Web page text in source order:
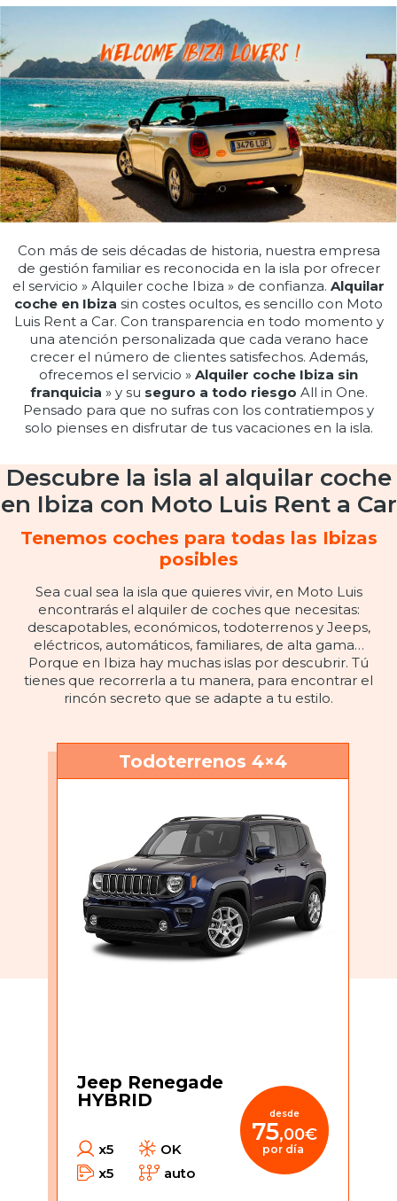
Con más de seis décadas de historia, nuestra empresa
de gestión familiar es reconocida en la isla por ofrecer
el servicio » Alquiler coche Ibiza » de confianza. Alquilar
coche en Ibiza sin costes ocultos, es sencillo con Moto
Luis Rent a Car. Con transparencia en todo momento y
una atención personalizada que cada verano hace
crecer el número de clientes satisfechos. Además,
ofrecemos el servicio » Alquiler coche Ibiza sin
franquicia » y su seguro a todo riesgo All in One.
Pensado para que no sufras con los contratiempos y
solo pienses en disfrutar de tus vacaciones en la isla.
Descubre la isla al alquilar coche
en Ibiza con Moto Luis Rent a Car
Tenemos coches para todas las Ibizas
posibles
Sea cual sea la isla que quieres vivir, en Moto Luis
encontrarás el alquiler de coches que necesitas:
descapotables, económicos, todoterrenos y Jeeps,
eléctricos, automáticos, familiares, de alta gama…
Porque en Ibiza hay muchas islas por descubrir. Tú
tienes que recorrerla a tu manera, para encontrar el
rincón secreto que se adapte a tu estilo.
Todoterrenos 4×4
Jeep Renegade
HYBRID
x5
OK
x5
auto
desde
75,00€
por día